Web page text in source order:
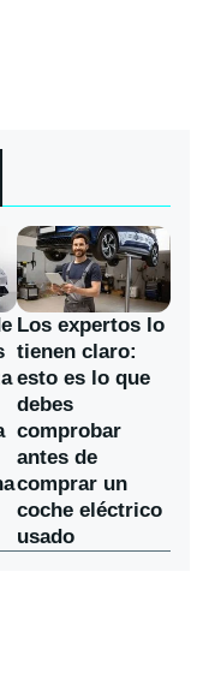
Los expertos lo
tienen claro:
esto es lo que
debes
comprobar
antes de
comprar un
coche eléctrico
usado